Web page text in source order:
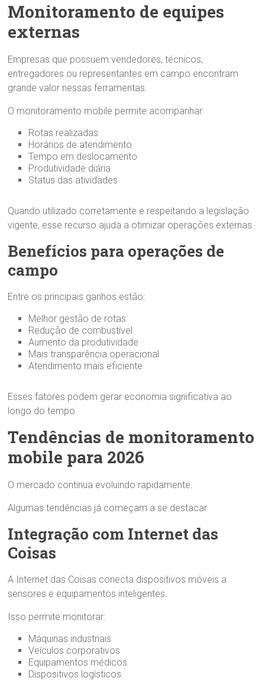
Monitoramento de equipes
externas
Empresas que possuem vendedores, técnicos,
entregadores ou representantes em campo encontram
grande valor nessas ferramentas.
O monitoramento mobile permite acompanhar:
Rotas realizadas
Horários de atendimento
Tempo em deslocamento
Produtividade diária
Status das atividades
Quando utilizado corretamente e respeitando a legislação
vigente, esse recurso ajuda a otimizar operações externas.
Benefícios para operações de
campo
Entre os principais ganhos estão:
Melhor gestão de rotas
Redução de combustível
Aumento da produtividade
Mais transparência operacional
Atendimento mais eficiente
Esses fatores podem gerar economia significativa ao
longo do tempo.
Tendências de monitoramento
mobile para 2026
O mercado continua evoluindo rapidamente.
Algumas tendências já começam a se destacar.
Integração com Internet das
Coisas
A Internet das Coisas conecta dispositivos móveis a
sensores e equipamentos inteligentes.
Isso permite monitorar:
Máquinas industriais
Veículos corporativos
Equipamentos médicos
Dispositivos logísticos